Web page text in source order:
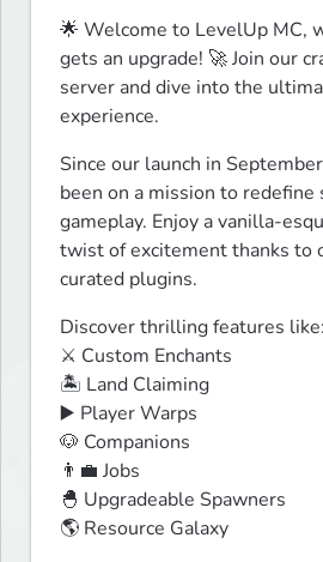
🌟 Welcome to LevelUp MC,
gets an upgrade! 🚀 Join our
server and dive into the
experience.
Since our launch in
been on a mission to redefine
gameplay. Enjoy a vanilla-
twist of excitement thanks to
curated plugins.
Discover thrilling features like:
⚔️ Custom Enchants
🏝️ Land Claiming
▶️ Player Warps
🐶 Companions
👨‍💼 Jobs
🐣 Upgradeable Spawners
🌎 Resource Galaxy